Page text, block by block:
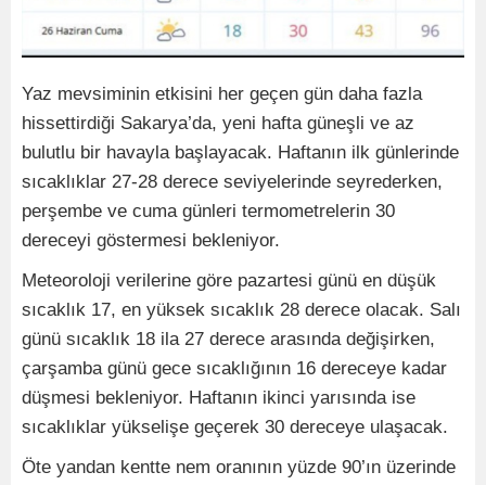
Yaz mevsiminin etkisini her geçen gün daha fazla
hissettirdiği Sakarya’da, yeni hafta güneşli ve az
bulutlu bir havayla başlayacak. Haftanın ilk günlerinde
sıcaklıklar 27-28 derece seviyelerinde seyrederken,
perşembe ve cuma günleri termometrelerin 30
dereceyi göstermesi bekleniyor.
Meteoroloji verilerine göre pazartesi günü en düşük
sıcaklık 17, en yüksek sıcaklık 28 derece olacak. Salı
günü sıcaklık 18 ila 27 derece arasında değişirken,
çarşamba günü gece sıcaklığının 16 dereceye kadar
düşmesi bekleniyor. Haftanın ikinci yarısında ise
sıcaklıklar yükselişe geçerek 30 dereceye ulaşacak.
Öte yandan kentte nem oranının yüzde 90’ın üzerinde